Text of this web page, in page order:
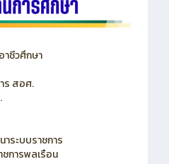
าชีวศึกษา
ร สอศ.
ระบบราชการ
การพลเรือน